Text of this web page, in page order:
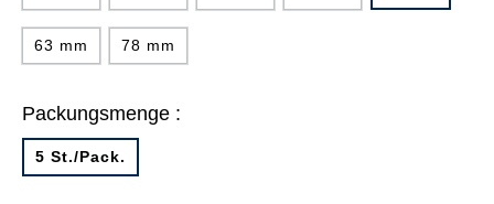
63 mm 78 mm
Packungsmenge :
5 St./Pack.